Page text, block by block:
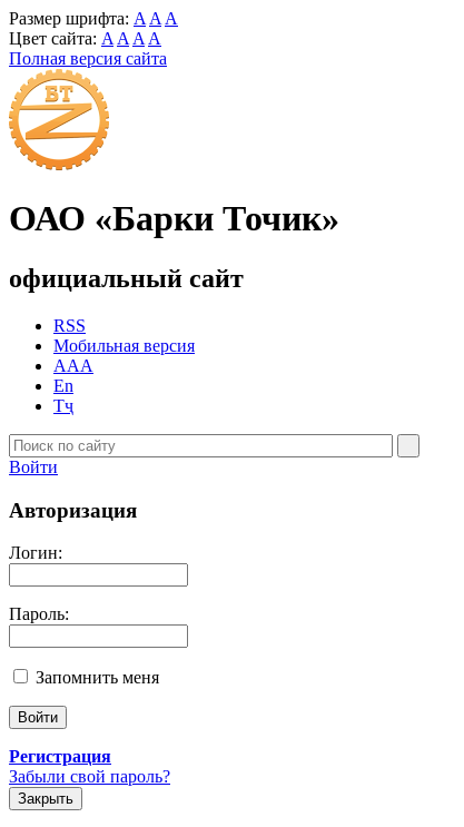
Размер шрифта: A A A
Цвет сайта: A A A A
Полная версия сайта
ОАО «Барки Точик»
официальный сайт
RSS
Мобильная версия
AAA
En
Тҷ
Войти
Авторизация
Логин:
Пароль:
Запомнить меня
Регистрация
Забыли свой пароль?
Закрыть